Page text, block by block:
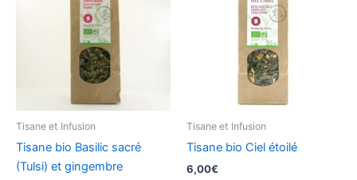
Tisane et Infusion
Tisane bio Basilic sacré
(Tulsi) et gingembre
Tisane et Infusion
Tisane bio Ciel étoilé
6,00€